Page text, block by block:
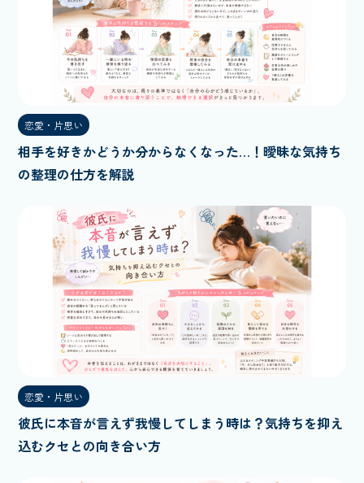
恋愛・片思い
相手を好きかどうか分からなくなった…！曖昧な気持ち
の整理の仕方を解説
恋愛・片思い
彼氏に本音が言えず我慢してしまう時は？気持ちを抑え
込むクセとの向き合い方